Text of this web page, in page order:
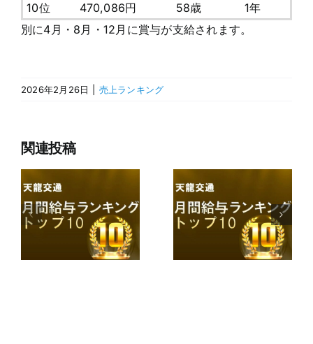
10位
470,086円 58歳
1年
別に4月・8月・12月に賞与が支給されます。
2026年2月26日 売上ランキング
関連投稿